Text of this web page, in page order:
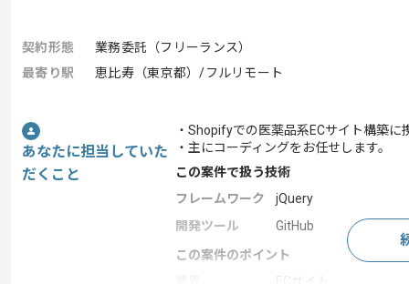
契約形態
業務委託（フリーランス）
最寄り駅
恵比寿（東京都）/フルリモート
あなたに担当していた
だくこと
・Shopifyでの医薬品系ECサイト構築に
・主にコーディングをお任せします。
この案件で扱う技術
フレームワーク
jQuery
開発ツール
GitHub
この案件のポイント